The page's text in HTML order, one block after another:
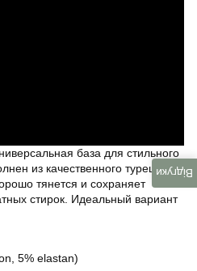
база для стильного
из качественного турецкого
тянется и сохраняет
стирок. Идеальный вариант
5% elastan)
Відгуки